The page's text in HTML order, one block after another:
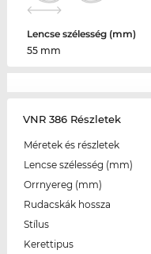
Lencse szélesség (mm)
55 mm
VNR 386 Részletek
Méretek és részletek
Lencse szélesség (mm)
Orrnyereg (mm)
Rudacskák hossza
Stílus
Kerettipus